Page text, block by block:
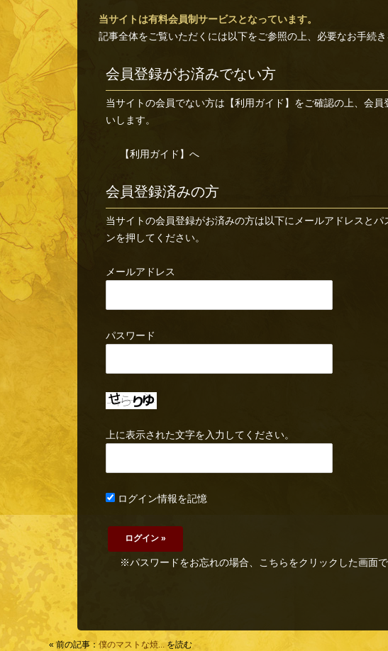
当サイトは有料会員制サービスとなっています。
記事全体をご覧いただくには以下をご参照の上、必要なお手続き
会員登録がお済みでない方
当サイトの会員でない方は 【利用ガイド】 をご確認の上、会員
いします。
【利用ガイド】へ
会員登録済みの方
当サイトの会員登録がお済みの方は以下にメールアドレスと
ンを押してください。
メールアドレス
パスワード
上に表示された文字を入力してください。
ログイン情報を記憶
※パスワードをお忘れの場合、こちらをクリックした画面で
« 前の記事： 僕のマストな焼...を読む